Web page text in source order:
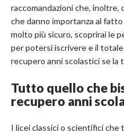
raccomandazioni che, inoltre,
che danno importanza al
molto più sicuro, scoprirai le
per potersi iscrivere e il
recupero anni scolastici se la
Tutto quello che
recupero anni
I licei classici o scientifici